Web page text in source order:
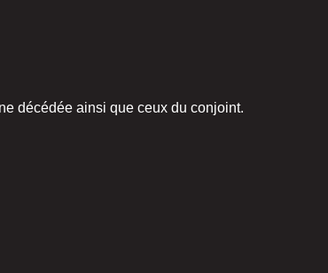
décédée ainsi que ceux du conjoint.